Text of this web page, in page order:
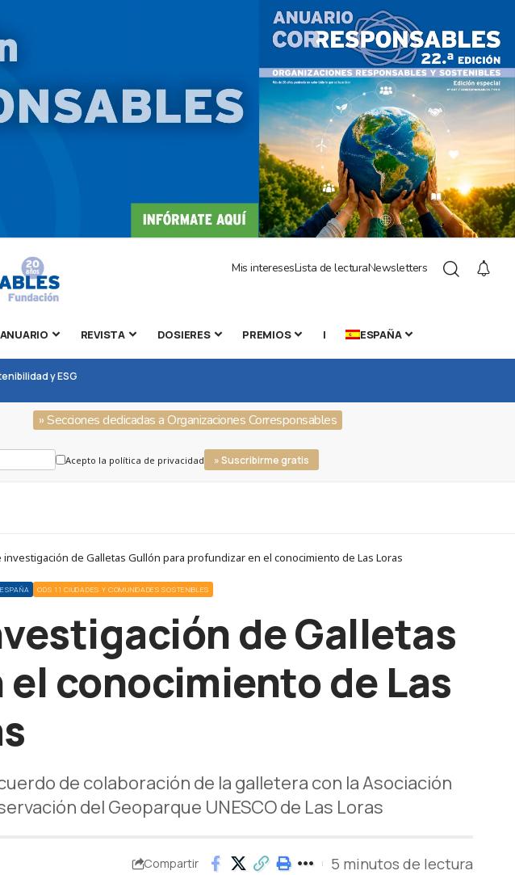
Mis interesesLista de lecturaNewsletters
ANUARIO REVISTA DOSIERES PREMIOS | ESPAÑA
y ESG
» Secciones dedicadas a Organizaciones Corresponsables
Acepto la política de privacidad » Suscribirme gratis
de Galletas Gullón para profundizar en el conocimiento de Las Loras
ODS 11 CIUDADES Y COMUNIDADES SOSTENIBLES
de Galletas
conocimiento de Las
de colaboración de la galletera con la Asociación
del Geoparque UNESCO de Las Loras
Compartir 5 minutos de lectura